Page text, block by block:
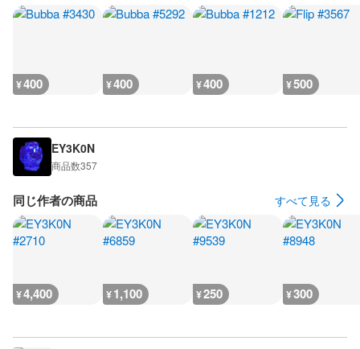
¥400 ¥400 ¥400 ¥500
EY3K0N
商品数357
同じ作者の商品 すべて見る
¥4,400 ¥1,100 ¥250 ¥300